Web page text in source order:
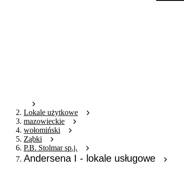
Lokale użytkowe
mazowieckie
wołomiński
Ząbki
P.B. Stolmar sp.j.
Andersena I - lokale usługowe